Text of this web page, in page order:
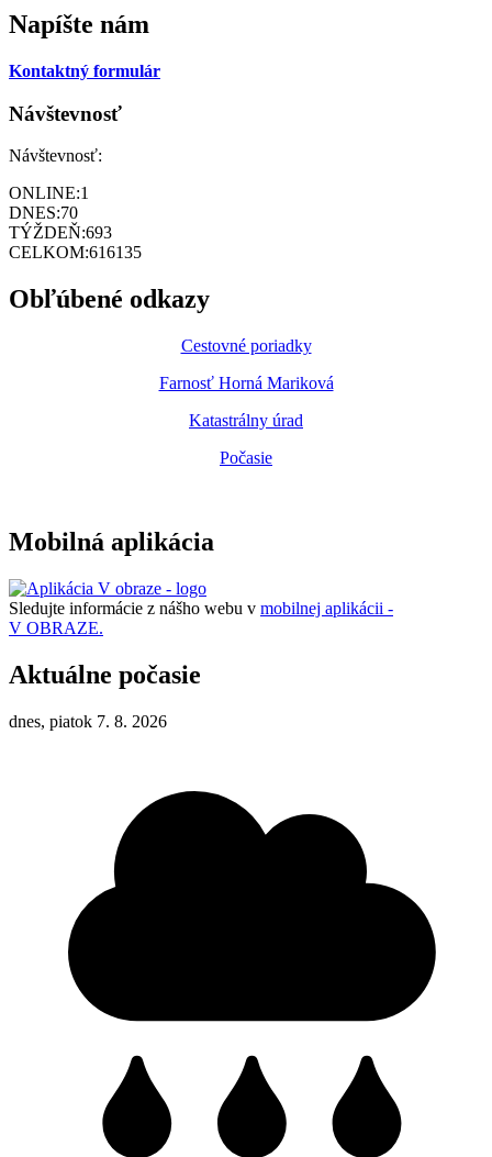
Napíšte nám
Kontaktný formulár
Návštevnosť
Návštevnosť:
ONLINE:1
DNES:70
TÝŽDEŇ:693
CELKOM:616135
Obľúbené odkazy
Cestovné poriadky
Farnosť Horná Mariková
Katastrálny úrad
Počasie
Mobilná aplikácia
Sledujte informácie z nášho webu v mobilnej aplikácii -
V OBRAZE.
Aktuálne počasie
dnes, piatok 7. 8. 2026